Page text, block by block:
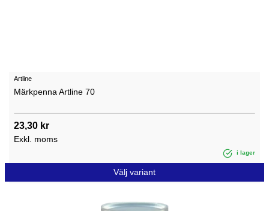
Artline
Märkpenna Artline 70
23,30 kr
Exkl. moms
i lager
Välj variant